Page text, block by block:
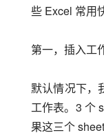
些 Excel 常用
第一，插入工
默认情况下，
工作表。3 个
果这三个